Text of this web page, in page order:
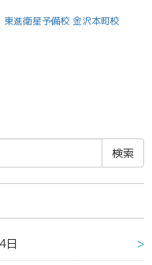
東進衛星予備校 金沢本町校
日